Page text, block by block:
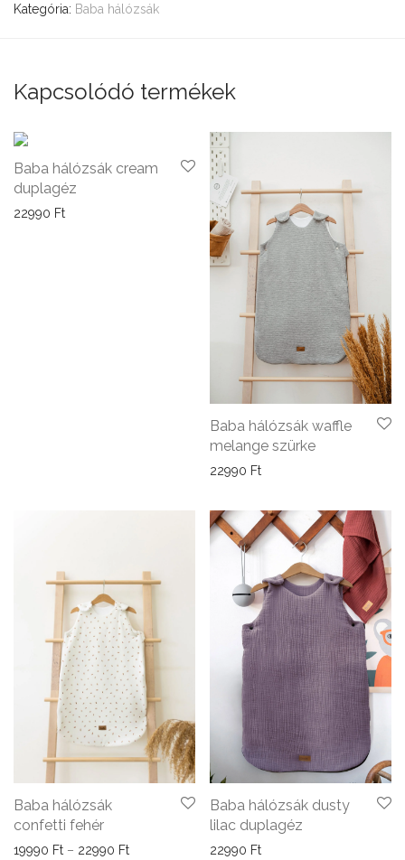
Kategória: Baba hálózsák
Kapcsolódó termékek
Baba hálózsák cream
duplagéz
22990 Ft
Baba hálózsák waffle
melange szürke
22990 Ft
Baba hálózsák
confetti fehér
19990 Ft – 22990 FtÁrtartomány: 19990 Ft - 22990 Ft
Baba hálózsák dusty
lilac duplagéz
22990 Ft